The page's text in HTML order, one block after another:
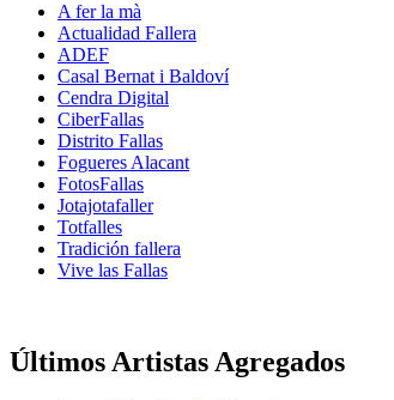
A fer la mà
Actualidad Fallera
ADEF
Casal Bernat i Baldoví
Cendra Digital
CiberFallas
Distrito Fallas
Fogueres Alacant
FotosFallas
Jotajotafaller
Totfalles
Tradición fallera
Vive las Fallas
Últimos Artistas Agregados